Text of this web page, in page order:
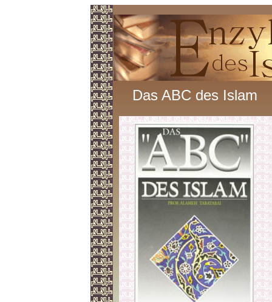
Das ABC des Islam